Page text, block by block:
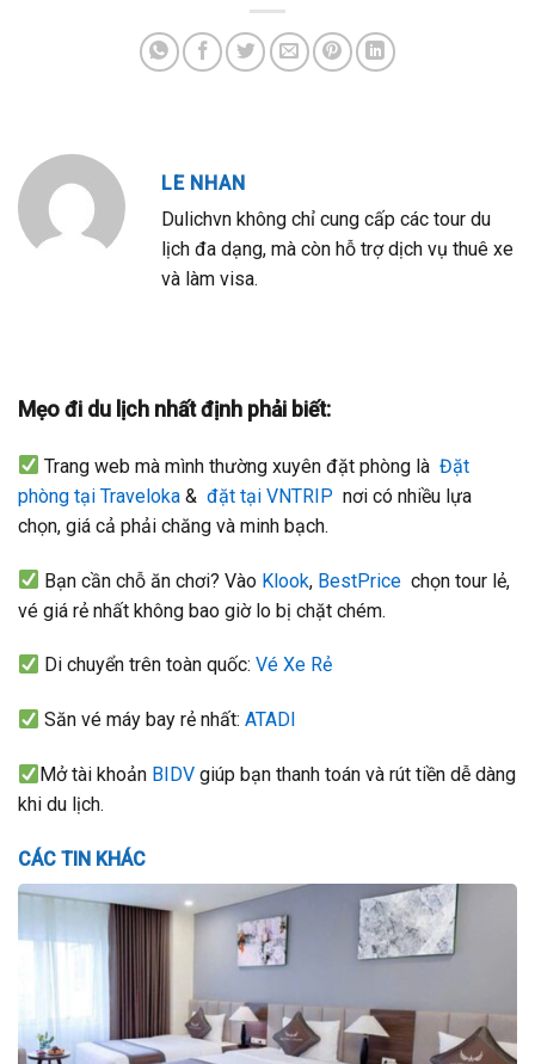
LE NHAN
Dulichvn không chỉ cung cấp các tour du
lịch đa dạng, mà còn hỗ trợ dịch vụ thuê xe
và làm visa.
Mẹo đi du lịch nhất định phải biết:
Trang web mà mình thường xuyên đặt phòng làĐặt
phòng tại Traveloka & đặt tại VNTRIP nơi có nhiều lựa
chọn, giá cả phải chăng và minh bạch.
Bạn cần chỗ ăn chơi? Vào Klook, BestPrice chọn tour lẻ,
vé giá rẻ nhất không bao giờ lo bị chặt chém.
Di chuyển trên toàn quốc:Vé Xe Rẻ
Săn vé máy bay rẻ nhất:ATADI
Mở tài khoản BIDV giúp bạn thanh toán và rút tiền dễ dàng
khi du lịch.
CÁC TIN KHÁC